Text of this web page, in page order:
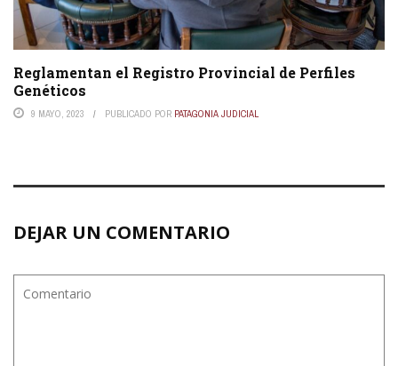
Reglamentan el Registro Provincial de Perfiles
Genéticos
9 MAYO, 2023 PUBLICADO POR PATAGONIA JUDICIAL
DEJAR UN COMENTARIO